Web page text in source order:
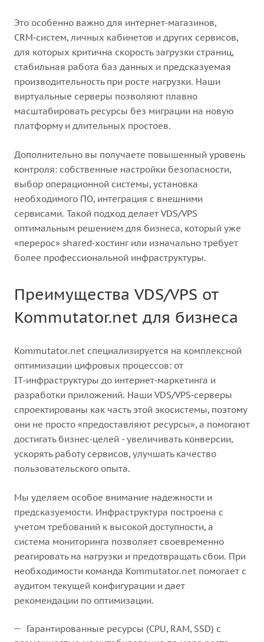
Это особенно важно для интернет‑магазинов,
CRM‑систем, личных кабинетов и других сервисов,
для которых критична скорость загрузки страниц,
стабильная работа баз данных и предсказуемая
производительность при росте нагрузки. Наши
виртуальные серверы позволяют плавно
масштабировать ресурсы без миграции на новую
платформу и длительных простоев.
Дополнительно вы получаете повышенный уровень
контроля: собственные настройки безопасности,
выбор операционной системы, установка
необходимого ПО, интеграция с внешними
сервисами. Такой подход делает VDS/VPS
оптимальным решением для бизнеса, который уже
«перерос» shared‑хостинг или изначально требует
более профессиональной инфраструктуры.
Преимущества VDS/VPS от
Kommutator.net для бизнеса
Kommutator.net специализируется на комплексной
оптимизации цифровых процессов: от
IT‑инфраструктуры до интернет‑маркетинга и
разработки приложений. Наши VDS/VPS‑серверы
спроектированы как часть этой экосистемы, поэтому
они не просто «предоставляют ресурсы», а помогают
достигать бизнес‑целей - увеличивать конверсии,
ускорять работу сервисов, улучшать качество
пользовательского опыта.
Мы уделяем особое внимание надежности и
предсказуемости. Инфраструктура построена с
учетом требований к высокой доступности, а
система мониторинга позволяет своевременно
реагировать на нагрузки и предотвращать сбои. При
необходимости команда Kommutator.net помогает с
аудитом текущей конфигурации и дает
рекомендации по оптимизации.
Гарантированные ресурсы (CPU, RAM, SSD) с